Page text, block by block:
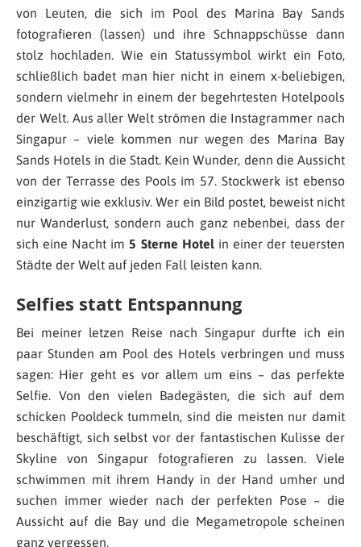
von Leuten, die sich im Pool des Marina Bay Sands
fotografieren (lassen) und ihre Schnappschüsse dann
stolz hochladen. Wie ein Statussymbol wirkt ein Foto,
schließlich badet man hier nicht in einem x-beliebigen,
sondern vielmehr in einem der begehrtesten Hotelpools
der Welt. Aus aller Welt strömen die Instagrammer nach
Singapur – viele kommen nur wegen des Marina Bay
Sands Hotels in die Stadt. Kein Wunder, denn die Aussicht
von der Terrasse des Pools im 57. Stockwerk ist ebenso
einzigartig wie exklusiv. Wer ein Bild postet, beweist nicht
nur Wanderlust, sondern auch ganz nebenbei, dass der
sich eine Nacht im5 Sterne Hotelin einer der teuersten
Städte der Welt auf jeden Fall leisten kann.
Selfies statt Entspannung
Bei meiner letzen Reise nach Singapur durfte ich ein
paar Stunden am Pool des Hotels verbringen und muss
sagen: Hier geht es vor allem um eins – das perfekte
Selfie. Von den vielen Badegästen, die sich auf dem
schicken Pooldeck tummeln, sind die meisten nur damit
beschäftigt, sich selbst vor der fantastischen Kulisse der
Skyline von Singapur fotografieren zu lassen. Viele
schwimmen mit ihrem Handy in der Hand umher und
suchen immer wieder nach der perfekten Pose – die
Aussicht auf die Bay und die Megametropole scheinen
ganz vergessen.